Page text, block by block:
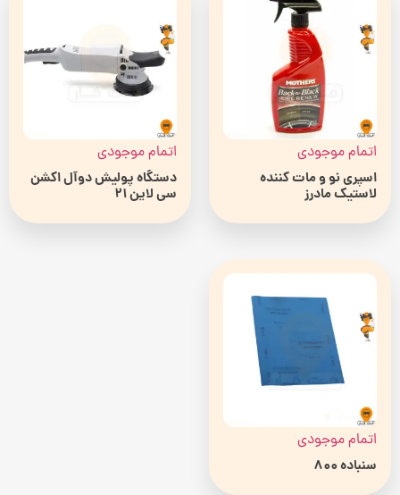
اتمام موجودی
اسپری نو و مات کننده
لاستيک مادرز
اتمام موجودی
دستگاه پولیش دوآل اکشن
سی لاین 21
اتمام موجودی
سنباده 800